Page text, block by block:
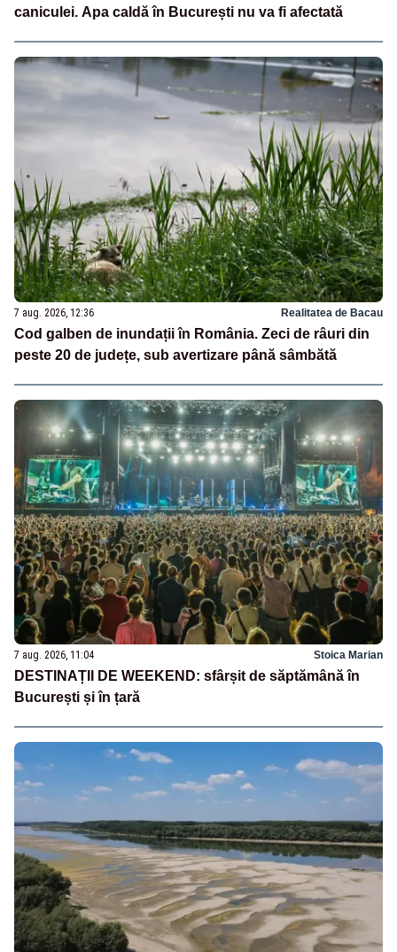
caniculei. Apa caldă în București nu va fi afectată
7 aug. 2026, 12:36 Realitatea de Bacau
Cod galben de inundații în România. Zeci de râuri din
peste 20 de județe, sub avertizare până sâmbătă
7 aug. 2026, 11:04 Stoica Marian
DESTINAȚII DE WEEKEND: sfârșit de săptămână în
București și în țară